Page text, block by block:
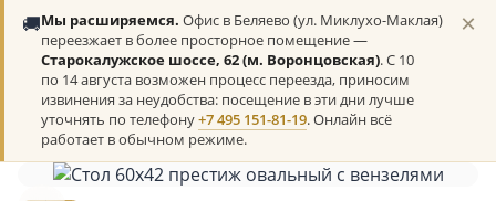
🚚Мы расширяемся. Офис в Беляево (ул. Миклухо-Маклая)
переезжает в более просторное помещение —
Старокалужское шоссе, 62 (м. Воронцовская). С 10
по 14 августа возможен процесс переезда, приносим
извинения за неудобства: посещение в эти дни лучше
уточнять по телефону+7 495 151-81-19. Онлайн всё
работает в обычном режиме.
×